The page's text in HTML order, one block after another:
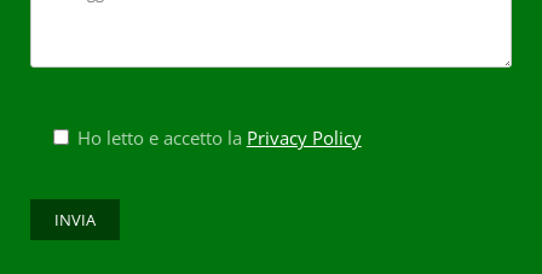
Ho letto e accetto la Privacy Policy